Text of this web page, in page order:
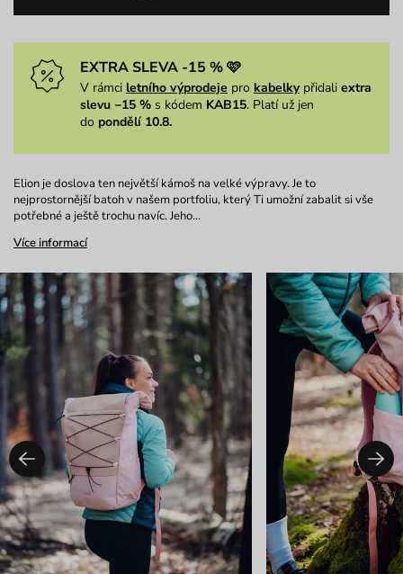
EXTRA SLEVA -15 % 🩷
V rámci letního výprodeje pro kabelkypřidali extra
slevu −15 % s kódem KAB15. Platí už jen
do pondělí 10.8.
Elion je doslova ten největší kámoš na velké výpravy. Je to
nejprostornější batoh v našem portfoliu, který Ti umožní zabalit si vše
potřebné a ještě trochu navíc. Jeho…
Více informací